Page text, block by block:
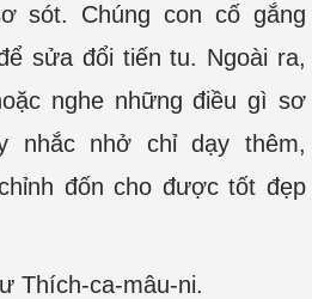
sót. Chúng con cố gắng
sửa đổi tiến tu. Ngoài ra,
nghe những điều gì sơ
nhắc nhở chỉ dạy thêm,
đốn cho được tốt đẹp
Thích-ca-mâu-ni.